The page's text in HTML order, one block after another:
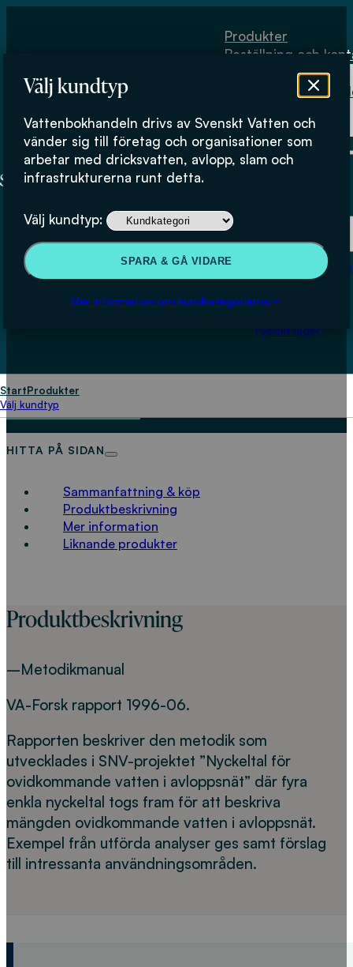
Välj kundtyp
Vattenbokhandeln drivs av Svenskt Vatten och
vänder sig till företag och organisationer som
arbetar med dricksvatten, avlopp, slam och
infrastrukturerna runt detta.
Välj kundtyp:
SPARA & GÅ VIDARE
Mer information om kundkategorierna
Produkter
Beställning och
Fysiskt lager
Beställning och kontakt
Om
Köpvillkor
Fysiskt lager
StartProdukter
Välj kundtyp
Bedömningsgrunder för
ovidkommande vatten i
LADDA NED
HITTA PÅ SIDAN
Sammanfattning & köp
Produktbeskrivning
Mer information
Liknande produkter
Produktbeskrivning
–Metodikmanual
VA-Forsk rapport 1996-06.
Rapporten beskriver den metodik som
utvecklades i SNV-projektet ”Nyckeltal för
ovidkommande vatten i avloppsnät” där fyra
enkla nyckeltal togs fram för att beskriva
mängden ovidkommande vatten i avloppsnät.
Exempel från utförda analyser ges samt förslag
till intressanta användningsområden.